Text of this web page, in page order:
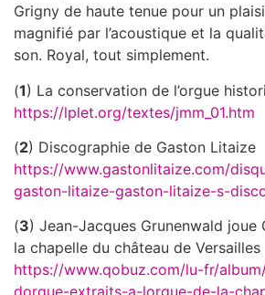
Grigny de haute tenue pour un
magnifié par l’acoustique et la
son. Royal, tout simplement.
(1) La conservation de l’orgue
https://lplet.org/textes/jmm_01.htm
(2) Discographie de Gaston Litaize
https://www.gastonlitaize.com/
gaston-litaize-gaston-litaize-s-
(3) Jean-Jacques Grunenwald joue
la chapelle du château de Versailles
https://www.qobuz.com/lu-fr/